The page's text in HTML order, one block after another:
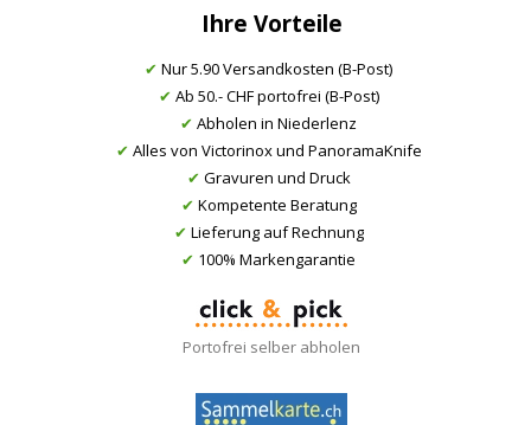
Ihre Vorteile
✔ Nur 5.90 Versandkosten (B-Post)
✔ Ab 50.- CHF portofrei (B-Post)
✔ Abholen in Niederlenz
✔ Alles von Victorinox und PanoramaKnife
✔ Gravuren und Druck
✔ Kompetente Beratung
✔ Lieferung auf Rechnung
✔ 100% Markengarantie
Portofrei selber abholen